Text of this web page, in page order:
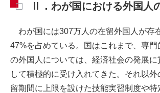
Ⅱ．わが国における外国人
わが国には307万人の在留外国人が存
47%を占めている。国はこれまで、専門
の外国人については、経済社会の発展に
して積極的に受け入れてきた。それ以
留期間に上限を設けた技能実習制度や特